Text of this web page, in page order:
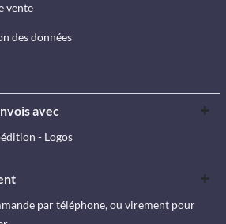
vente
des données
avec
- Logos
par téléphone, ou virement pour